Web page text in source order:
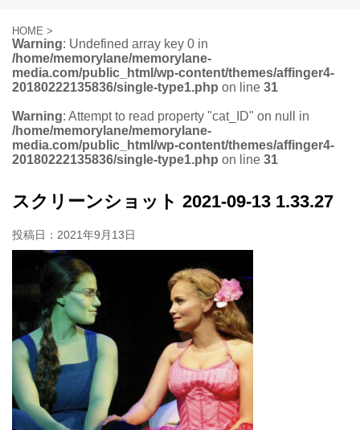
HOME >
Warning: Undefined array key 0 in
/home/memorylane/memorylane-
media.com/public_html/wp-content/themes/affinger4-
20180222135836/single-type1.php on line 31
Warning: Attempt to read property "cat_ID" on null in
/home/memorylane/memorylane-
media.com/public_html/wp-content/themes/affinger4-
20180222135836/single-type1.php on line 31
スクリーンショット 2021-09-13 1.33.27
投稿日： 2021年9月13日